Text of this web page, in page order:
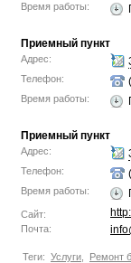
Время работы:
Приемный пункт
Адрес:
Телефон:
Время работы:
Приемный пункт
Адрес:
Телефон:
Время работы:
Сайт:
Почта:
Теги: Услуги Ремонт